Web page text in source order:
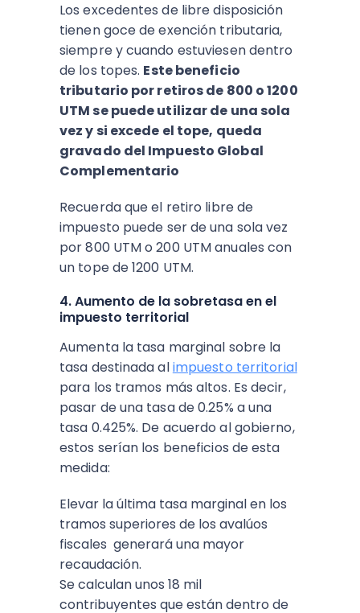
Los excedentes de libre disposición
tienen goce de exención tributaria,
siempre y cuando estuviesen dentro
de los topes. Este beneficio
tributario por retiros de 800 o 1200
UTM se puede utilizar de una sola
vez y si excede el tope, queda
gravado del Impuesto Global
Complementario
Recuerda que el retiro libre de
impuesto puede ser de una sola vez
por 800 UTM o 200 UTM anuales con
un tope de 1200 UTM.
4. Aumento de la sobretasa en el
impuesto territorial
Aumenta la tasa marginal sobre la
tasa destinada alimpuesto territorial
para los tramos más altos. Es decir,
pasar de una tasa de 0.25% a una
tasa 0.425%. De acuerdo al gobierno,
estos serían los beneficios de esta
medida:
Elevar la última tasa marginal en los
tramos superiores de los avalúos
fiscales generará una mayor
recaudación.
Se calculan unos 18 mil
contribuyentes que están dentro de